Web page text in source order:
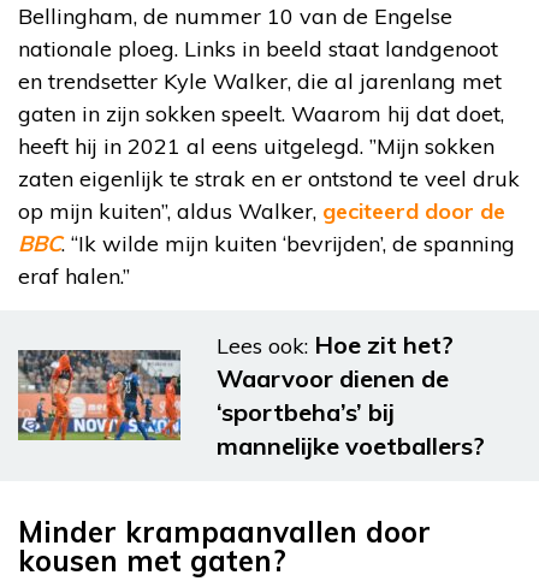
Bellingham, de nummer 10 van de Engelse
nationale ploeg. Links in beeld staat landgenoot
en trendsetter Kyle Walker, die al jarenlang met
gaten in zijn sokken speelt. Waarom hij dat doet,
heeft hij in 2021 al eens uitgelegd. ”Mijn sokken
zaten eigenlijk te strak en er ontstond te veel druk
op mijn kuiten”, aldus Walker, geciteerd door de
BBC. “Ik wilde mijn kuiten ‘bevrijden’, de spanning
eraf halen.”
Lees ook: Hoe zit het?
Waarvoor dienen de
‘sportbeha’s’ bij
mannelijke voetballers?
Minder krampaanvallen door
kousen met gaten?